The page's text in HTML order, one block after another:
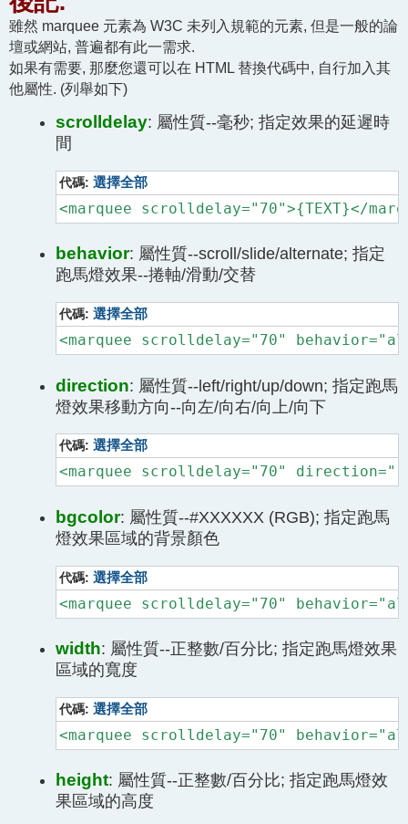
雖然 marquee 元素為 W3C 未列入規範的元素, 但是一般的論
壇或網站, 普遍都有此一需求.
如果有需要, 那麼您還可以在 HTML 替換代碼中, 自行加入其
他屬性. (列舉如下)
scrolldelay: 屬性質--毫秒; 指定效果的延遲時
間
代碼:選擇全部
<marquee scrolldelay="70">{TEXT}</
behavior: 屬性質--scroll/slide/alternate; 指定
跑馬燈效果--捲軸/滑動/交替
代碼:選擇全部
<marquee scrolldelay="70"
direction: 屬性質--left/right/up/down; 指定跑馬
燈效果移動方向--向左/向右/向上/向下
代碼:選擇全部
<marquee scrolldelay="70"
bgcolor: 屬性質--#XXXXXX (RGB); 指定跑馬
燈效果區域的背景顏色
代碼:選擇全部
<marquee scrolldelay="70"
width: 屬性質--正整數/百分比; 指定跑馬燈效果
區域的寬度
代碼:選擇全部
<marquee scrolldelay="70"
height: 屬性質--正整數/百分比; 指定跑馬燈效
果區域的高度